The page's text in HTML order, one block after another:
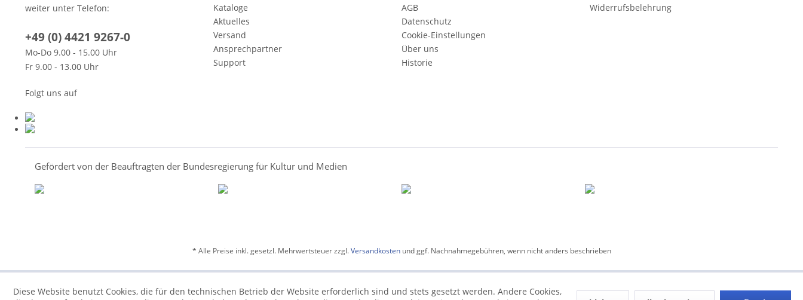
weiter unter Telefon:
+49 (0) 4421 9267-0
Mo-Do 9.00 - 15.00 Uhr
Fr 9.00 - 13.00 Uhr
Folgt uns auf
Kataloge
Aktuelles
Versand
Ansprechpartner
Support
AGB
Datenschutz
Cookie-Einstellungen
Über uns
Historie
Widerrufsbelehrung
Gefördert von der Beauftragten der Bundesregierung für Kultur und Medien
* Alle Preise inkl. gesetzl. Mehrwertsteuer zzgl.Versandkostenund ggf. Nachnahmegebühren, wenn nicht anders beschrieben
Diese Website benutzt Cookies, die für den technischen Betrieb der Website erforderlich sind und stets gesetzt werden. Andere Cookies,